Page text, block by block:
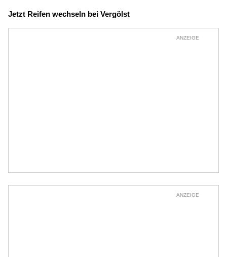
Jetzt Reifen wechseln bei Vergölst
ANZEIGE
ANZEIGE